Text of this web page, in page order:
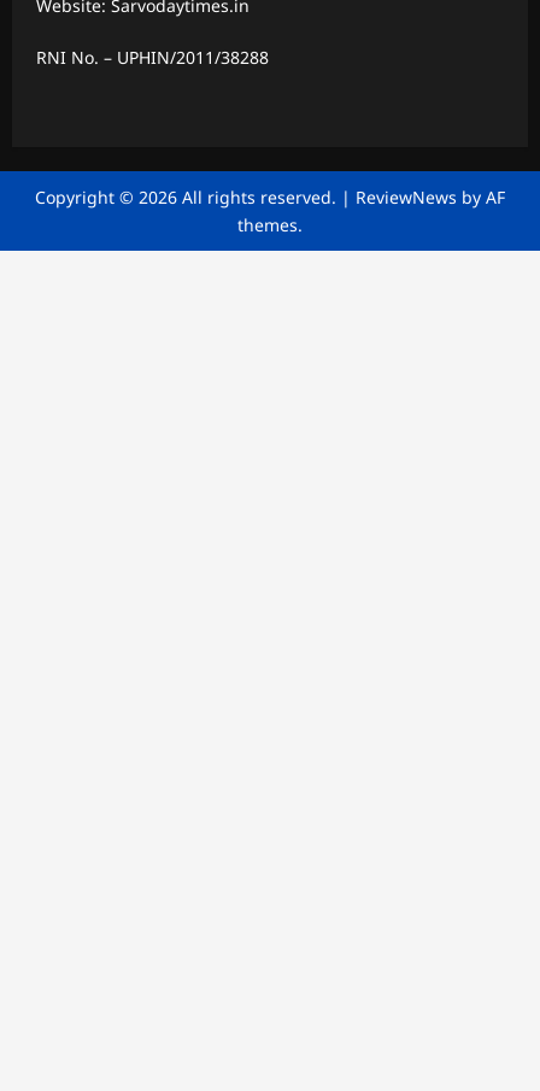
Website: Sarvodaytimes.in
RNI No. – UPHIN/2011/38288
Copyright © 2026 All rights reserved. | ReviewNews by AF
themes.